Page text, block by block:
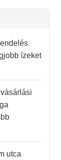
ízeket
utca